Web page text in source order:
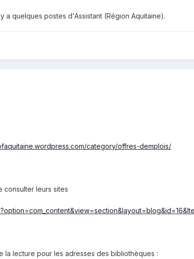
a quelques postes d'Assistant (Région Aquitaine).
category/offres-demplois/
consulter leurs sites
la lecture pour les adresses des bibliothèques :